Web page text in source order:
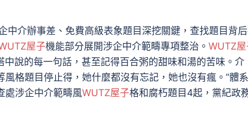
中介辦事差、免費高級表象題目深挖關鍵，查找題目背
屋子機能部分展開涉企中介範疇專項整治。 WUTZ
中說的每一句話，甚至記得百合粥的甜味和湯的苦味。介
格題目停止得，她什麼都沒有忘記，她也沒有瘋。”體
處涉企中介範疇風WUTZ屋子格和腐朽題目4起，黨紀政